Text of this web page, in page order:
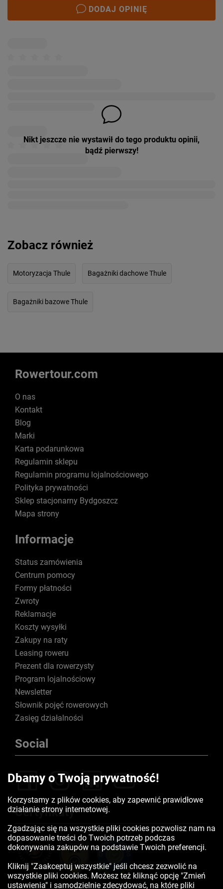
DODAJ OPINIĘ
Nikt jeszcze nie wystawił do tego produktu opinii,
bądź pierwszy!
Zobacz również
Motoryzacja Thule Bagażniki dachowe Thule
Bagażniki bazowe Thule
Rowertour.com
O nas
Kontakt
Blog
Marki
Karta podarunkowa
Regulamin sklepu
Regulamin programu lojalnościowego
Polityka prywatności
Sklep stacjonarny Bydgoszcz
Mapa strony
Informacje
Status zamówienia
Centrum pomocy
Formy płatności
Zwroty
Reklamacje
Koszty wysyłki
Zakupy na raty
Leasing roweru
Prezent dla rowerzysty
Program lojalnościowy
Newsletter
Słownik pojęć rowerowych
Zasięg działalności
Social
Certyfikaty
Dbamy o Twoją prywatność!
Korzystamy z plików cookies, aby zapewnić prawidłowe
działanie strony internetowej.
Zgadzając się na wszystkie pliki cookies pozwolisz nam na
dopasowanie treści do Twoich potrzeb podczas
dokonywania zakupów na podstawie Twoich preferencji.
Kliknij "Zaakceptuj wszystkie" jeśli chcesz zezwolić na
wszystkie pliki cookies. Możesz też kliknąć opcję "Zmień
ustawienia" i samodzielnie zdecydować, na które pliki